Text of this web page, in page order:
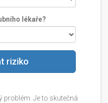
lékaře?
riziko
problém. Je to skutečná